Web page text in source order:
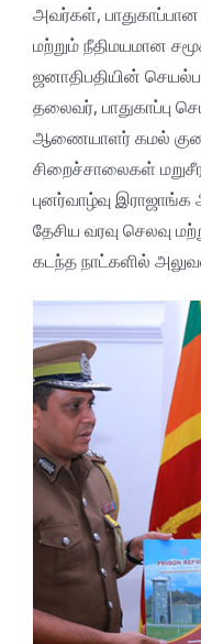
அவர்கள்,
மற்றும் நீதிமயமான
ஜனாதிபதியின்
தலைவர், பாதுகாப்பு
ஆணையாளர் கமல்
சிறைச்சாலைகள்
புனர்வாழ்வு
தேசிய வரவு செலவு
கடந்த நாட்களில்